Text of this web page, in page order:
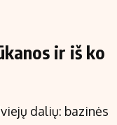
ir iš ko
dalių: bazinės